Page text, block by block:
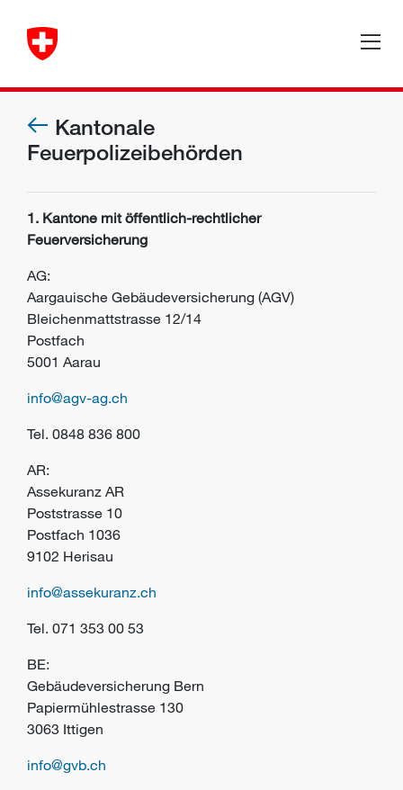
Kantonale
Feuerpolizeibehörden
1. Kantone mit öffentlich-rechtlicher
Feuerversicherung
AG:
Aargauische Gebäudeversicherung (AGV)
Bleichenmattstrasse 12/14
Postfach
5001 Aarau
info@agv-ag.ch
Tel. 0848 836 800
AR:
Assekuranz AR
Poststrasse 10
Postfach 1036
9102 Herisau
info@assekuranz.ch
Tel. 071 353 00 53
BE:
Gebäudeversicherung Bern
Papiermühlestrasse 130
3063 Ittigen
info@gvb.ch